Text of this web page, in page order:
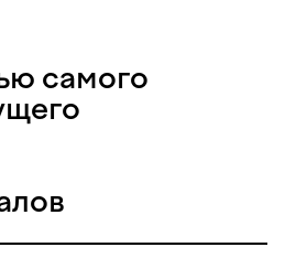
самого